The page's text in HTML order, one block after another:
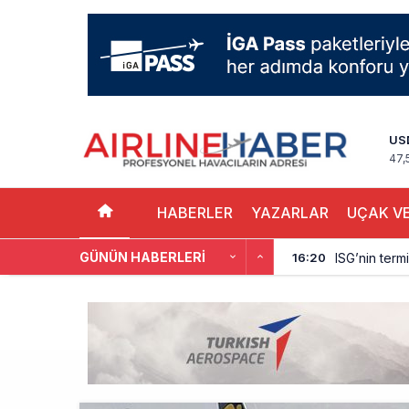
HABERLER YAZARLAR UÇAK
GÜNÜN HABERLERI 16:20 ISG’nin
THY’nin
Pegasus,
9:15 Kolombiya, 2